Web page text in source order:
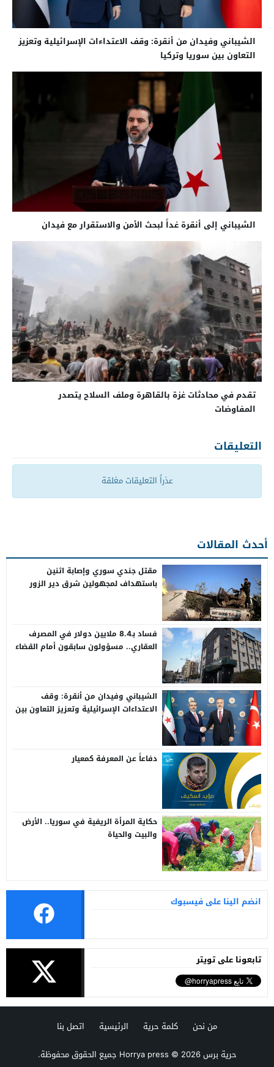
الشيباني وفيدان من أنقرة: وقف الاعتداءات الإسرائيلية وتعزيز
التعاون بين سوريا وتركيا
الشيباني إلى أنقرة غداً لبحث الأمن والاستقرار مع فيدان
تقدم في محادثات غزة بالقاهرة وملف السلاح يتصدر
المفاوضات
التعليقات
عذراً التعليقات مغلقة
أحدث المقالات
مقتل جندي سوري وإصابة اثنين
باستهداف لمجهولين شرق دير الزور
فساد بـ8.4 ملايين دولار في المصرف
العقاري.. مسؤولون سابقون أمام القضاء
الشيباني وفيدان من أنقرة: وقف
الاعتداءات الإسرائيلية وتعزيز التعاون بين
دفاعاً عن المعرفة كمعيار
حكاية المرأة الريفية في سوريا.. الأرض
والبيت والحياة
انضم الينا على فيسبوك
تابعونا على تويتر
من نحن كلمة حرية الرئيسية
اتصل بنا
حرية برس Horrya press© 2026 جميع الحقوق محفوظة.